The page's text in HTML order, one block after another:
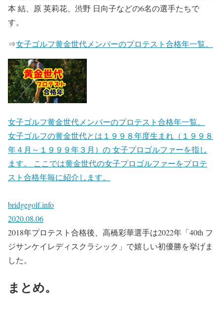
本 結、原 英莉花、渋野 日向子などの6名の選手たちで
す。
⇒女子ゴルフ黄金世代メンバーのプロテスト合格年一覧。
女子ゴルフ黄金世代メンバーのプロテスト合格年一覧。
女子ゴルフの黄金世代とは１９９８年度生まれ（１９９８
年４月～１９９９年３月）の 女子プロゴルファーを指し
ます。 ここでは黄金世代の女子プロゴルファーをプロテ
スト合格年毎に紹介します。
bridgegolf.info
2020.08.06
2018年プロテスト合格後、高橋彩華選手は2022年「40th フ
ジサンケイレディスクラシック」で嬉しい初優勝を挙げま
した。
まとめ。